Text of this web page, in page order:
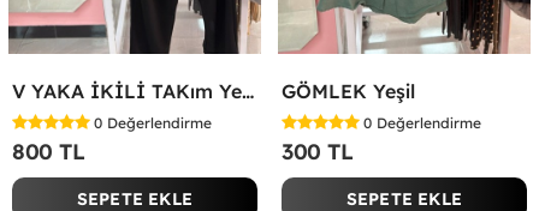
V YAKA İKİLİ TAKım Yeşil
0 Değerlendirme
800 TL
SEPETE EKLE
GÖMLEK Yeşil
0 Değerlendirme
300 TL
SEPETE EKLE